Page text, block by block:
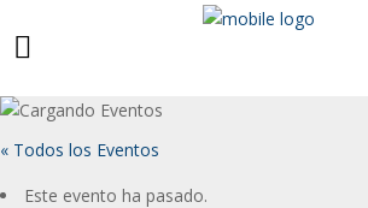
« Todos los Eventos
Este evento ha pasado.